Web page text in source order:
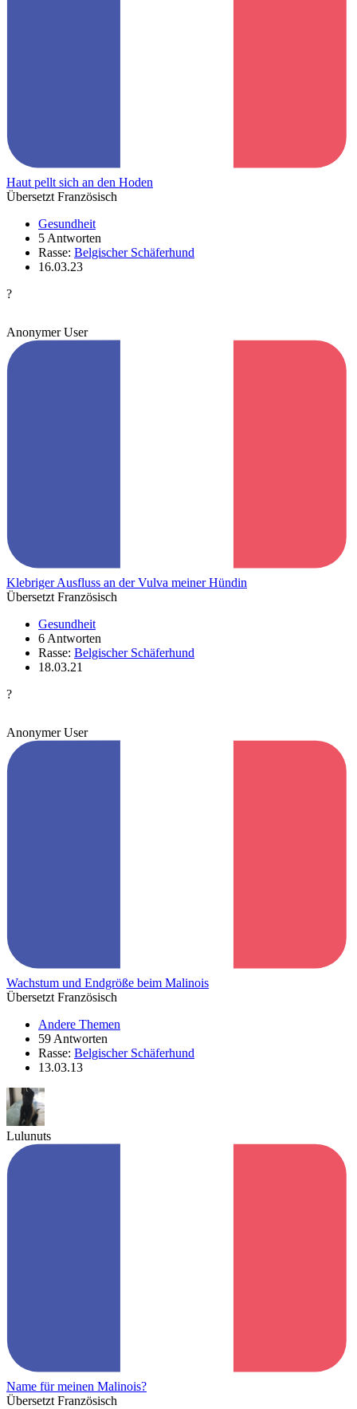
Haut pellt sich an den Hoden
Übersetzt Französisch
Gesundheit
5 Antworten
Rasse: Belgischer Schäferhund
16.03.23
?
Anonymer User
Klebriger Ausfluss an der Vulva meiner Hündin
Übersetzt Französisch
Gesundheit
6 Antworten
Rasse: Belgischer Schäferhund
18.03.21
?
Anonymer User
Wachstum und Endgröße beim Malinois
Übersetzt Französisch
Andere Themen
59 Antworten
Rasse: Belgischer Schäferhund
13.03.13
Lulunuts
Name für meinen Malinois?
Übersetzt Französisch